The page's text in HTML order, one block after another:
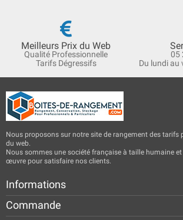
Meilleurs Prix du Web
Qualité Professionnelle
Tarifs Dégressifs
05
Du lundi au
Nous proposons sur notre site de rangement des tarifs
du web.
Nous sommes une société française à taille humaine
œuvre pour satisfaire nos clients.
Informations
Commande